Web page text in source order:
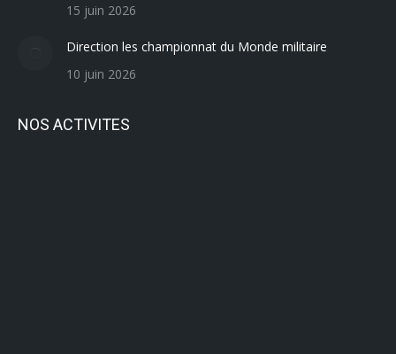
15 juin 2026
Direction les championnat du Monde militaire
10 juin 2026
NOS ACTIVITES